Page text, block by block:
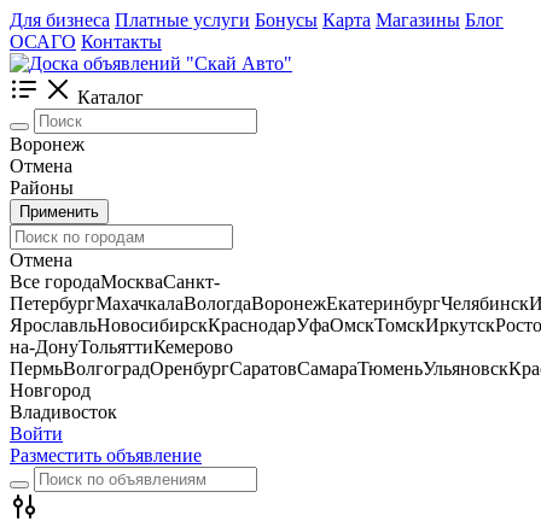
Для бизнеса Платные услуги Бонусы Карта Магазины Блог
ОСАГО Контакты
Каталог
Воронеж
Отмена
Районы
Применить
Отмена
Все городаМоскваСанкт-
ПетербургМахачкалаВологдаВоронежЕкатеринбургЧелябинск
ЯрославльНовосибирскКраснодарУфаОмскТомскИркутск
на-ДонуТольяттиКемерово
ПермьВолгоградОренбургСаратовСамараТюменьУльяновск
Новгород
Владивосток
Войти
Разместить объявление